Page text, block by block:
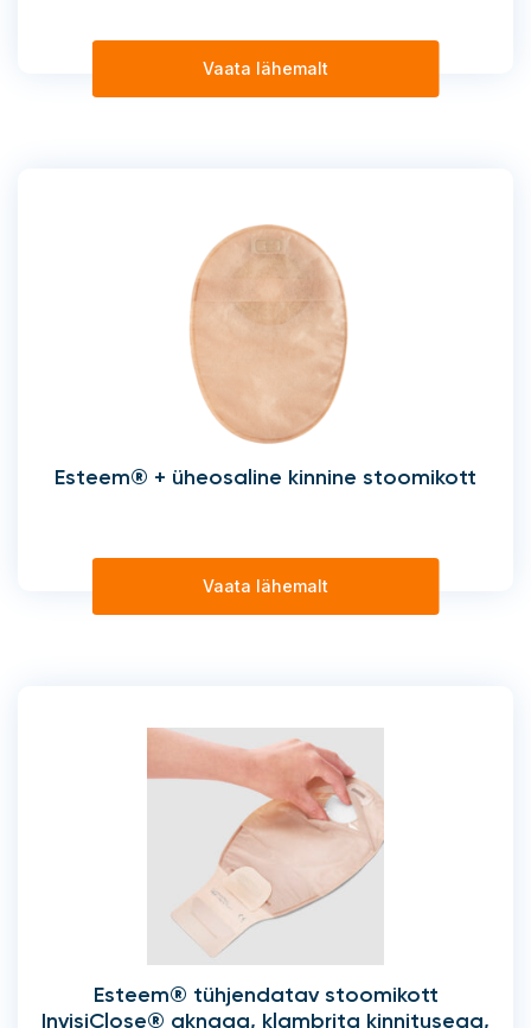
Vaata lähemalt
Esteem® + üheosaline kinnine stoomikott
Vaata lähemalt
Esteem® tühjendatav stoomikott
InvisiClose® aknaga, klambrita kinnitusega,